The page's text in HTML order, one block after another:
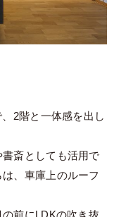
2階と一体感を出し
斎としても活用で
、車庫上のルーフ